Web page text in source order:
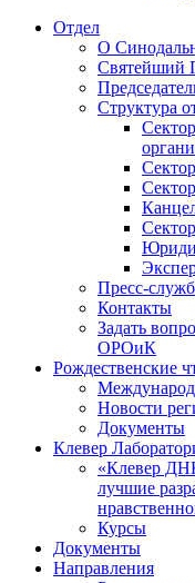
Отдел
О
Святейший
Структура
Пресс-
Контакты
Задать
ОРОиК
Рождественские
Новости
Документы
Клевер
«Клевер
лучшие
Курсы
Документы
Направления